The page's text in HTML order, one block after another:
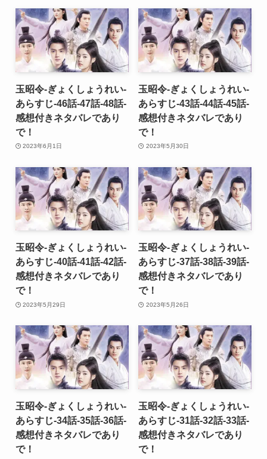
玉昭令-ぎょくしょうれい-
あらすじ-46話-47話-48話-
感想付きネタバレであり
で！
2023年6月1日
玉昭令-ぎょくしょうれい-
あらすじ-43話-44話-45話-
感想付きネタバレであり
で！
2023年5月30日
玉昭令-ぎょくしょうれい-
あらすじ-40話-41話-42話-
感想付きネタバレであり
で！
2023年5月29日
玉昭令-ぎょくしょうれい-
あらすじ-37話-38話-39話-
感想付きネタバレであり
で！
2023年5月26日
玉昭令-ぎょくしょうれい-
あらすじ-34話-35話-36話-
感想付きネタバレであり
で！
玉昭令-ぎょくしょうれい-
あらすじ-31話-32話-33話-
感想付きネタバレであり
で！